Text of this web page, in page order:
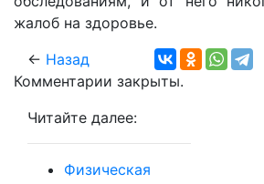
жалоб на здоровье.
← Назад
Комментарии закрыты.
Читайте далее:
Физическая